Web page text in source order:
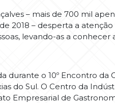
– mais de 700 mil
2018 – desperta a
levando-as a conhecer
durante o 10º Encontro da
do Sul. O Centro da
Empresarial de